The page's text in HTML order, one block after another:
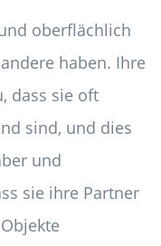
oberflächlich
haben. Ihre
dass sie oft
sind, und dies
und
sie ihre Partner